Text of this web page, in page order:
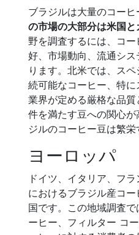
ブラジルは大量のコーヒ
の市場の大部分は米国
野を調査するには、コ
好、市場動向、流通シ
ります。北米では、ス
続可能なコーヒー、特
業界が定める厳格な品
件を満たす豆への関心
ジルのコーヒー豆は繁栄
ヨーロッパ
ドイツ、イタリア、フ
におけるブラジル産コ
国です。この地域調査
ーヒー、フィルター コ